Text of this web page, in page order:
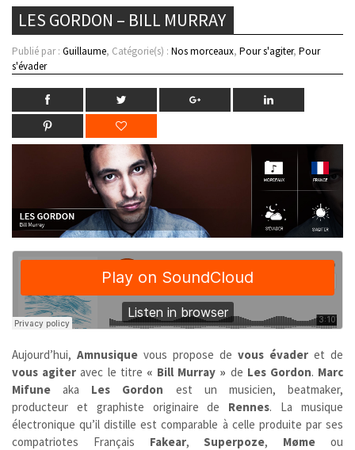
LES GORDON – BILL MURRAY
Publié par : Guillaume, Catégorie(s) : Nos morceaux, Pour s'agiter, Pour
s'évader
Aujourd’hui, Amnusique vous propose de vous évader et de
vous agiter avec le titre « Bill Murray » de Les Gordon. Marc
Mifune aka Les Gordon est un musicien, beatmaker,
producteur et graphiste originaire de Rennes. La musique
électronique qu’il distille est comparable à celle produite par ses
compatriotes Français Fakear,Superpoze, Møme ou